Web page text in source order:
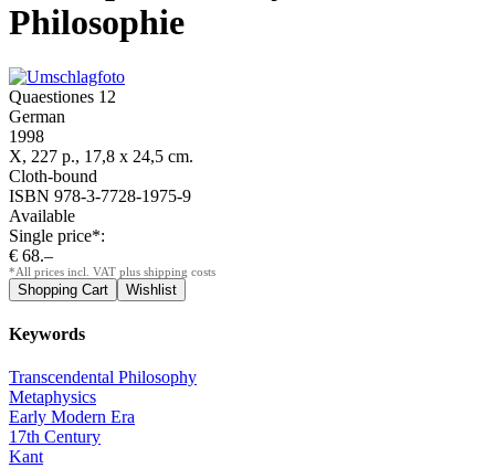
Philosophie
Quaestiones 12
German
1998
X, 227 p., 17,8 x 24,5 cm.
Cloth-bound
ISBN 978-3-7728-1975-9
Available
Single price*:
€ 68.–
*All prices incl. VAT plus shipping costs
Keywords
Transcendental Philosophy
Metaphysics
Early Modern Era
17th Century
Kant